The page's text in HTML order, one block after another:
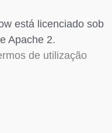
está licenciado sob
Apache 2.
de utilização